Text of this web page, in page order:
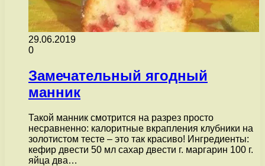
29.06.2019
0
Замечательный ягодный
манник
Такой манник смотрится на разрез просто
несравненно: калоритные вкрапления клубники на
золотистом тесте – это так красиво! Ингредиенты:
кефир двести 50 мл сахар двести г. маргарин 100 г.
яйца два…